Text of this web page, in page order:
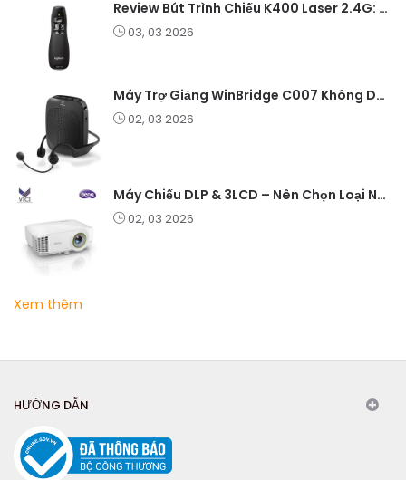
Review Bút Trình Chiếu K400 Laser 2.4G: Nhỏ Gọn, Ổn Định, Lý Tưởng Cho Giáo Viên Và Doanh Nghiệp
03, 03 2026
Máy Trợ Giảng WinBridge C007 Không Dây – Pin Lâu, Âm Thanh Rõ
02, 03 2026
Máy Chiếu DLP & 3LCD – Nên Chọn Loại Nào Cho Văn Phòng & Giải Trí?
02, 03 2026
Xem thêm
HƯỚNG DẪN